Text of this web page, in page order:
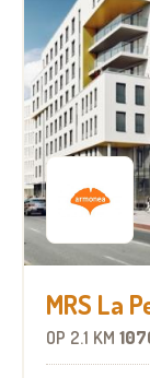
MRS La
OP 2.1 KM